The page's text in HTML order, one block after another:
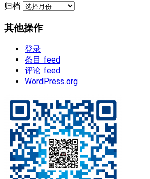
归档
其他操作
登录
条目 feed
评论 feed
WordPress.org